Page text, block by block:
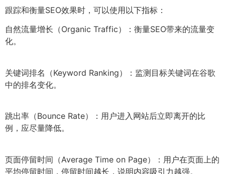
跟踪和衡量SEO效果时，可以使用以下指标：
自然流量增长（Organic Traffic）：衡量SEO带来的流量变
化。
关键词排名（Keyword Ranking）：监测目标关键词在谷歌
中的排名变化。
跳出率（Bounce Rate）：用户进入网站后立即离开的比
例，应尽量降低。
页面停留时间（Average Time on Page）：用户在页面上的
平均停留时间，停留时间越长，说明内容吸引力越强。